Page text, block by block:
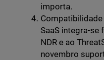
importa.
SaaS integra-se
NDR e ao
novembro